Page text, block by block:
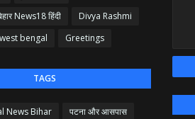
News18 हिंदी
Divya Rashmi
west bengal Greetings
TAGS
News Bihar पटना और आसपास